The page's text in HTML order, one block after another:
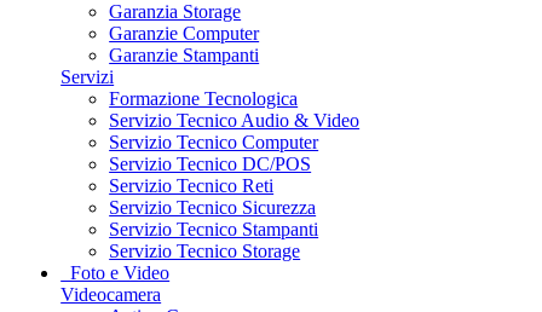
Garanzia Storage
Garanzie Computer
Garanzie Stampanti
Servizi
Formazione Tecnologica
Servizio Tecnico Audio & Video
Servizio Tecnico Computer
Servizio Tecnico DC/POS
Servizio Tecnico Reti
Servizio Tecnico Sicurezza
Servizio Tecnico Stampanti
Servizio Tecnico Storage
Foto e Video
Videocamera